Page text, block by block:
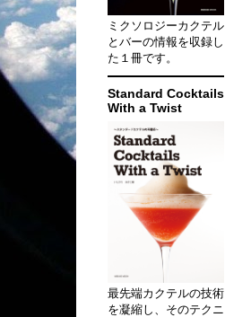
ミクソロジーカクテル
とバーの情報を収録し
た１冊です。
Standard Cocktails
With a Twist
最先端カクテルの技術
を凝縮し、そのテクニ